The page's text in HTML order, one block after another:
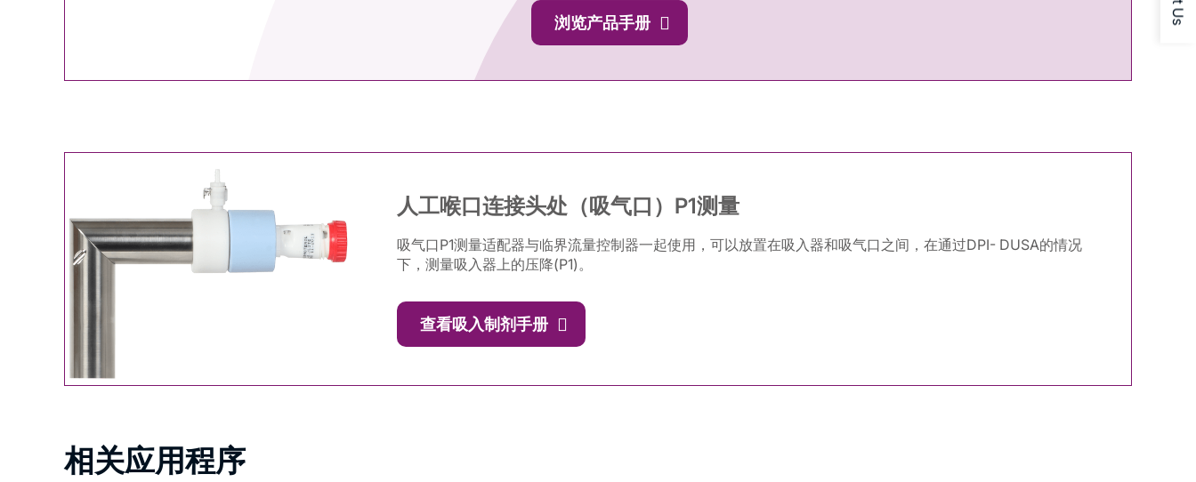
浏览产品手册
人工喉口连接头处（吸气口）P1测量
吸气口P1测量适配器与临界流量控制器一起使用，可以放置在吸入器和吸气口之间，在通过DPI- DUSA的情况
下，测量吸入器上的压降(P1)。
查看吸入制剂手册
相关应用程序